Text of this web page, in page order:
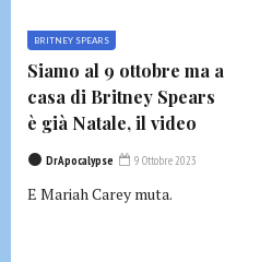
BRITNEY SPEARS
Siamo al 9 ottobre ma a
casa di Britney Spears
è già Natale, il video
DrApocalypse 9 Ottobre 2023
E Mariah Carey muta.